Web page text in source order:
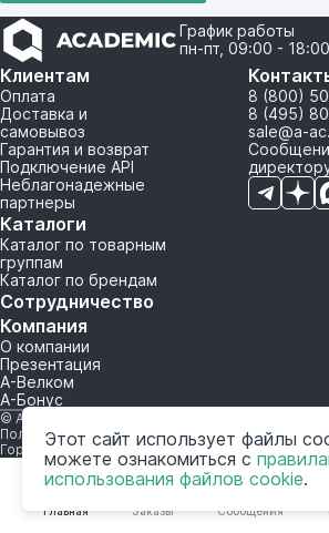
Главная Заказы Сообщения
График работы
пн-пт, 09:00 - 18:00
Клиентам
Оплата
Доставка и
самовывоз
Гарантия и возврат
Подключение API
Неблагонадежные
партнеры
Каталоги
Каталог по товарным
группам
Каталог по брендам
Сотрудничество
Компания
О компании
Презентация
А-Велком
А-Бонус
8 (800)
8 (495)
sale@a-
© A-AC.RU 2015-2026. Все права защищены.
Политика обработки персональных данных
Горячая линия корпоративного регулирования и
Этот сайт использует файлы
можете ознакомиться с
использования файлов cookie.